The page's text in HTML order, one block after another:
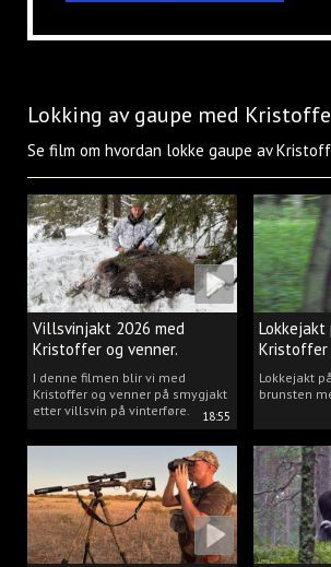
Lokking av gaupe med
Se film om hvordan lokke gaupe av
18:55
Villsvinjakt 2026 med
Kristoffer og venner.
I denne filmen blir vi med
Kristoffer og venner på smygjakt
etter villsvin på vinterføre.
Lokkejakt
Kristoffer
Lokkejakt
brunsten